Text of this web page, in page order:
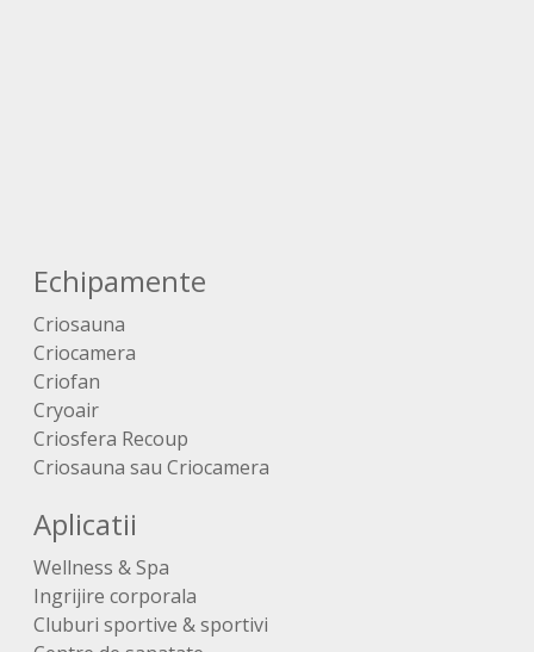
Echipamente
Criosauna
Criocamera
Criofan
Cryoair
Criosfera Recoup
Criosauna sau Criocamera
Aplicatii
Wellness & Spa
Ingrijire corporala
Cluburi sportive & sportivi